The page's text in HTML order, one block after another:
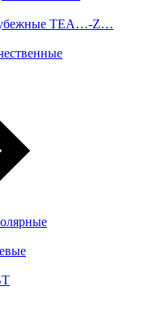
TEA…-Z…